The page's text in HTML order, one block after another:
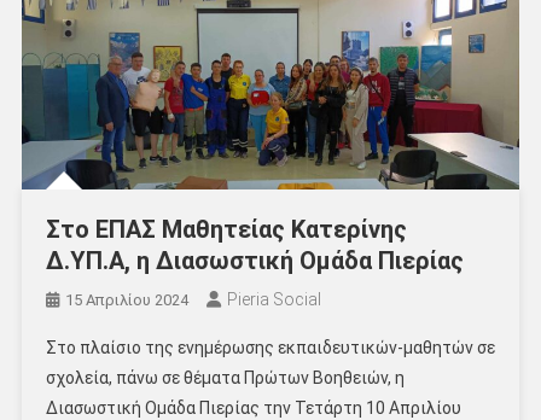
Στο ΕΠΑΣ Μαθητείας Κατερίνης
Δ.ΥΠ.Α, η Διασωστική Ομάδα Πιερίας
15 Απριλίου 2024 Pieria Social
Στο πλαίσιο της ενημέρωσης εκπαιδευτικών-μαθητών σε
σχολεία, πάνω σε θέματα Πρώτων Βοηθειών, η
Διασωστική Ομάδα Πιερίας την Τετάρτη 10 Απριλίου